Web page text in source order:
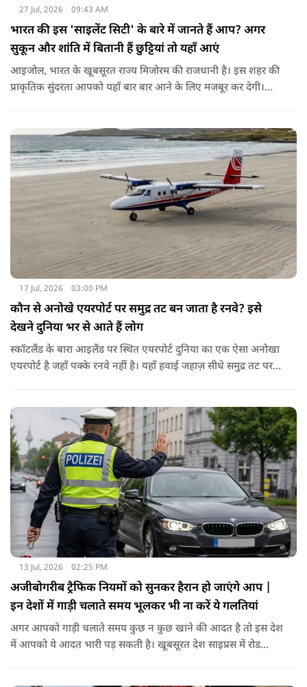
27 Jul, 2026 09:43 AM
भारत की इस 'साइलेंट सिटी' के बारे में जानते हैं आप? अगर
सुकून और शांति में बितानी हैं छुट्टियां तो यहाँ आएं
आइजोल, भारत के खूबसूरत राज्य मिजोरम की राजधानी है। इस शहर की
प्राकृतिक सुंदरता आपको यहाँ बार बार आने के लिए मजबूर कर देगी।
जाम मिलेंगे और न ही कोई ओवरटेक करने वाला। यहाँ की सबसे खास
बात ये है कि यहाँ गाड़ियों का हॉर्न या शोर न के बराबर सुनाई देता है। लोग
यहाँ बेवजह गाड़ी का हॉर्न नहीं बजाते। इसलिए इस शहर को 'साइलेंट
सिटी' का खिताब भी मिला हुआ है।
17 Jul, 2026 03:00 PM
कौन से अनोखे एयरपोर्ट पर समुद्र तट बन जाता है रनवे? इसे
देखने दुनिया भर से आते हैं लोग
स्कॉटलैंड के बारा आइलैंड पर स्थित एयरपोर्ट दुनिया का एक ऐसा अनोखा
एयरपोर्ट है जहाँ पक्के रनवे नहीं है। यहाँ हवाई जहाज़ सीधे समुद्र तट पर
ही रनवे का काम करता है।
13 Jul, 2026 02:25 PM
अजीबोगरीब ट्रैफिक नियमों को सुनकर हैरान हो जाएंगे आप |
इन देशों में गाड़ी चलाते समय भूलकर भी ना करें ये गलतियां
अगर आपको गाड़ी चलाते समय कुछ न कुछ खाने की आदत है तो इस देश
में आपको ये आदत भारी पड़ सकती है। खूबसूरत देश साइप्रस में रोड